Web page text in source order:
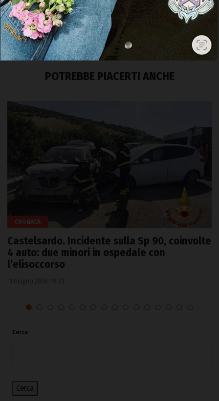
POTREBBE PIACERTI ANCHE
CRONACA
Castelsardo. Incidente sulla Sp 90, coinvolte
4 auto: due minori in ospedale con
l’elisoccorso
Cerca
Cerca